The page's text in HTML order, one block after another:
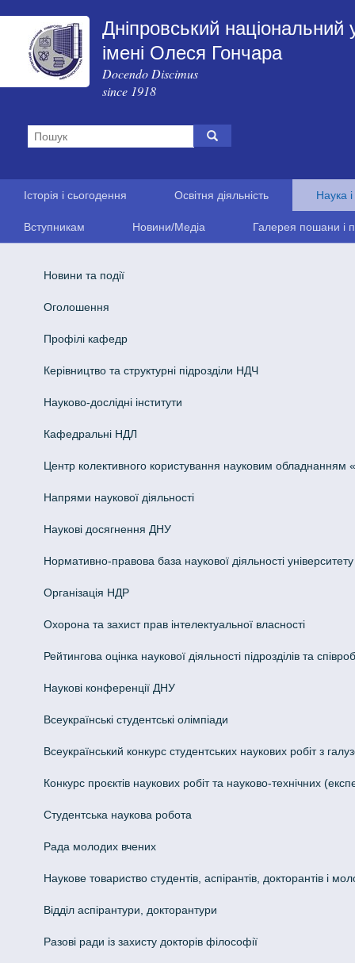
Дніпровський національний
імені Олеся Гончара
Docendo Discimus
since 1918
Історія і сьогодення Освітня діяльність Наука
Вступникам Новини/Медіа Галерея пошани і
Новини та події
Оголошення
Профілі кафедр
Керівництво та структурні підрозділи НДЧ
Науково-дослідні інститути
Кафедральні НДЛ
Центр колективного користування науковим обладнанням
Напрями наукової діяльності
Наукові досягнення ДНУ
Нормативно-правова база наукової діяльності університету
Організація НДР
Охорона та захист прав інтелектуальної власності
Рейтингова оцінка наукової діяльності підрозділів та
Наукові конференції ДНУ
Всеукраїнські студентські олімпіади
Всеукраїнський конкурс студентських наукових робіт з
Конкурс проєктів наукових робіт та науково-технічних
Студентська наукова робота
Рада молодих вчених
Наукове товариство студентів, аспірантів, докторантів і
Відділ аспірантури, докторантури
Разові ради із захисту докторів філософії